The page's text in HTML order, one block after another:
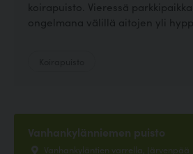
koirapuisto. Vieressä
ongelmana välillä aitojen yli
Vanhankylänniemen puisto
Vanhankyläntien varrella, Järvenpää